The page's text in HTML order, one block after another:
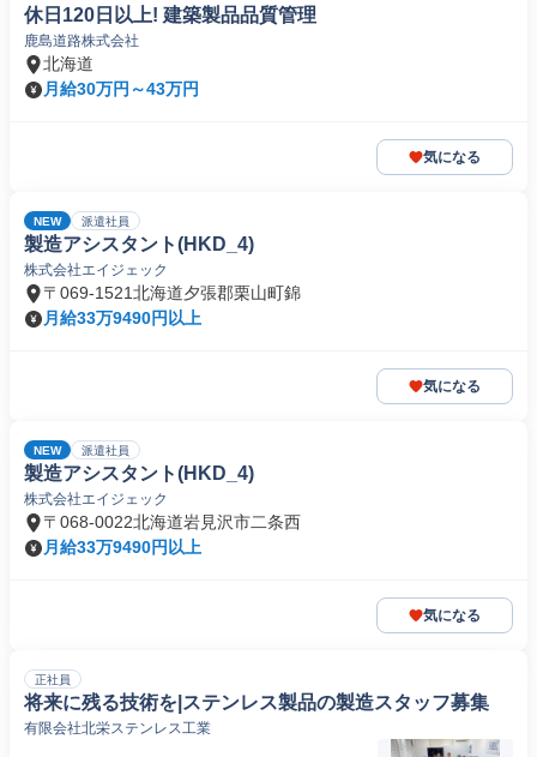
休日120日以上! 建築製品品質管理
鹿島道路株式会社
北海道
月給30万円～43万円
気になる
NEW 派遣社員
製造アシスタント(HKD_4)
株式会社エイジェック
〒069-1521北海道夕張郡栗山町錦
月給33万9490円以上
気になる
NEW 派遣社員
製造アシスタント(HKD_4)
株式会社エイジェック
〒068-0022北海道岩見沢市二条西
月給33万9490円以上
気になる
正社員
将来に残る技術を|ステンレス製品の製造スタッフ募集
有限会社北栄ステンレス工業